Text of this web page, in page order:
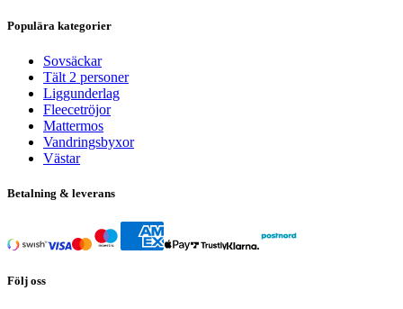
Populära kategorier
Sovsäckar
Tält 2 personer
Liggunderlag
Fleecetröjor
Mattermos
Vandringsbyxor
Västar
Betalning & leverans
Följ oss